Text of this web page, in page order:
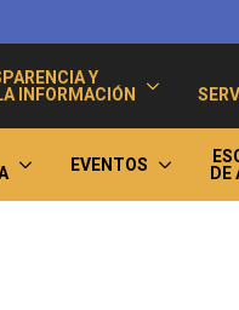
Y
INFORMACIÓN
EVENTOS
DE